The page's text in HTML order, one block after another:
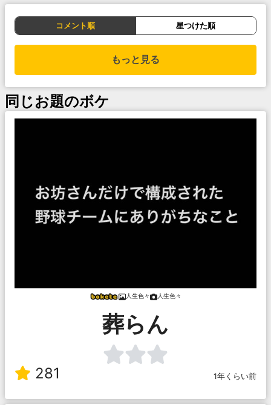
コメント順 星つけた順
もっと見る
同じお題のボケ
人生色々 人生色々
葬らん
281 1年くらい前